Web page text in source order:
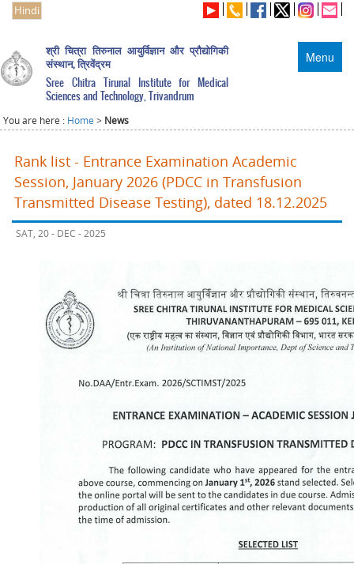
Hindi
Menu
श्री चित्रा तिरुनाल आयुर्विज्ञान और प्रौद्योगिकी
संस्थान, त्रिवेंद्रम
Sree Chitra Tirunal Institute for Medical
Sciences and Technology, Trivandrum
You are here : Home > News
Rank list - Entrance Examination Academic
Session, January 2026 (PDCC in Transfusion
Transmitted Disease Testing), dated 18.12.2025
SAT, 20 - DEC - 2025